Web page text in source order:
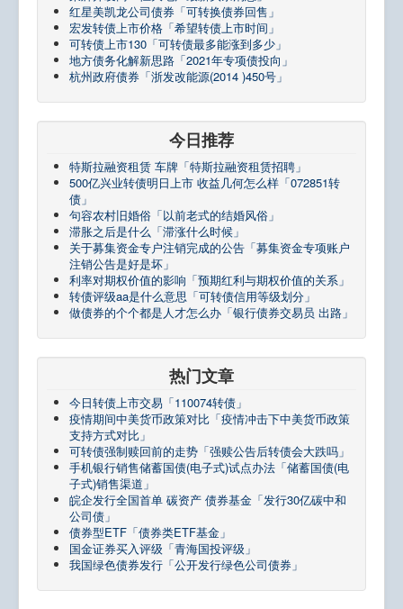
红星美凯龙公司债券「可转换债券回售」
宏发转债上市价格「希望转债上市时间」
可转债上市130「可转债最多能涨到多少」
地方债务化解新思路「2021年专项债投向」
杭州政府债券「浙发改能源(2014 )450号」
今日推荐
特斯拉融资租赁 车牌「特斯拉融资租赁招聘」
500亿兴业转债明日上市 收益几何怎么样「072851转
债」
句容农村旧婚俗「以前老式的结婚风俗」
滞胀之后是什么「滞涨什么时候」
关于募集资金专户注销完成的公告「募集资金专项账户
注销公告是好是坏」
利率对期权价值的影响「预期红利与期权价值的关系」
转债评级aa是什么意思「可转债信用等级划分」
做债券的个个都是人才怎么办「银行债券交易员 出路」
热门文章
今日转债上市交易「110074转债」
疫情期间中美货币政策对比「疫情冲击下中美货币政策
支持方式对比」
可转债强制赎回前的走势「强赎公告后转债会大跌吗」
手机银行销售储蓄国债(电子式)试点办法「储蓄国债(电
子式)销售渠道」
皖企发行全国首单 碳资产 债券基金「发行30亿碳中和
公司债」
债券型ETF「债券类ETF基金」
国金证券买入评级「青海国投评级」
我国绿色债券发行「公开发行绿色公司债券」